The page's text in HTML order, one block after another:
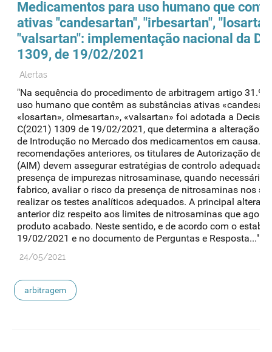
Medicamentos para uso humano que
ativas "candesartan", "irbesartan",
"valsartan": implementação nacional da
1309, de 19/02/2021
Alertas
"Na sequência do procedimento de arbitragem artigo 31.º
uso humano que contêm as substâncias ativas
«losartan», olmesartan», «valsartan» foi adotada a
C(2021) 1309 de 19/02/2021, que determina a alteração
de Introdução no Mercado dos medicamentos em causa.
recomendações anteriores, os titulares de Autorização de
(AIM) devem assegurar estratégias de controlo
presença de impurezas nitrosaminase, quando necessário,
fabrico, avaliar o risco da presença de nitrosaminas nos
realizar os testes analíticos adequados. A principal
anterior diz respeito aos limites de nitrosaminas que
produto acabado. Neste sentido, e de acordo com o
19/02/2021 e no documento de Perguntas e Resposta..."
24/05/2021
arbitragem